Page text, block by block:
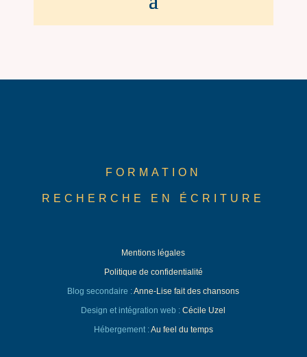
FORMATION
RECHERCHE EN ÉCRITURE
Mentions légales
Politique de confidentialité
Blog secondaire :Anne-Lise fait des chansons
Design et intégration web :Cécile Uzel
Hébergement :Au feel du temps